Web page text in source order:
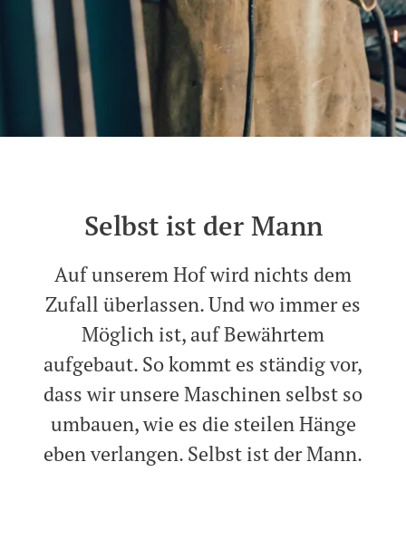
Selbst ist der Mann
Auf unserem Hof wird nichts dem
Zufall überlassen. Und wo immer es
Möglich ist, auf Bewährtem
aufgebaut. So kommt es ständig vor,
dass wir unsere Maschinen selbst so
umbauen, wie es die steilen Hänge
eben verlangen. Selbst ist der Mann.